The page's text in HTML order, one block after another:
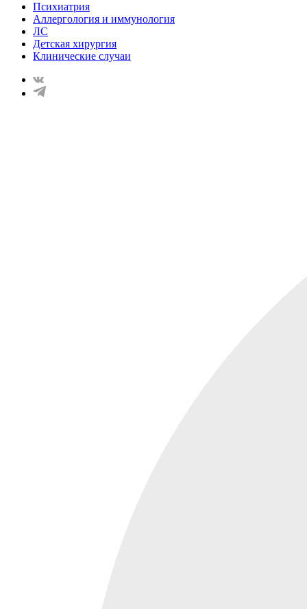
Психиатрия
Аллергология и иммунология
ЛС
Детская хирургия
Клинические случаи